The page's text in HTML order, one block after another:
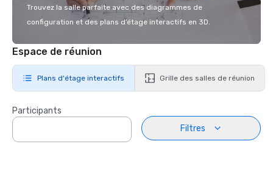
Trouvez la salle parfaite avec des diagrammes de
configuration et des plans d’étage interactifs en 3D.
Espace de réunion
Plans d'étage interactifs Grille des salles de réunion
Participants
Filtres